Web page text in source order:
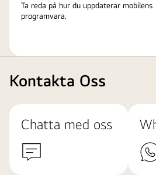
Ta reda på hur du uppdaterar mobilens
programvara.
Kontakta Oss
Chatta med oss